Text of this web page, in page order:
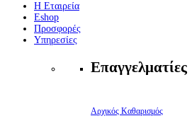
Η Εταιρεία
Eshop
Προσφορές
Υπηρεσίες
Επαγγελματίες
Αρχικός Καθαρισμός